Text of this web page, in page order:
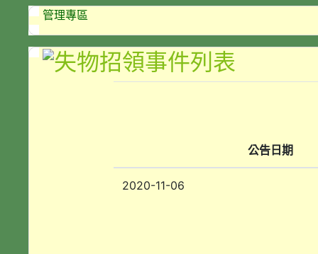
管理專區
公告日期
2020-11-06